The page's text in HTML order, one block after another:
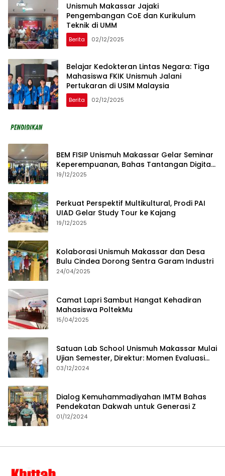
Unismuh Makassar Jajaki
Pengembangan CoE dan Kurikulum
Teknik di UMM
Berita 02/12/2025
Belajar Kedokteran Lintas Negara: Tiga
Mahasiswa FKIK Unismuh Jalani
Pertukaran di USIM Malaysia
Berita 02/12/2025
BEM FISIP Unismuh Makassar Gelar Seminar
Keperempuanan, Bahas Tantangan Digital
dan Budaya Lokal
19/12/2025
Perkuat Perspektif Multikultural, Prodi PAI
UIAD Gelar Study Tour ke Kajang
19/12/2025
Kolaborasi Unismuh Makassar dan Desa
Bulu Cindea Dorong Sentra Garam Industri
24/04/2025
Camat Lapri Sambut Hangat Kehadiran
Mahasiswa PoltekMu
15/04/2025
Satuan Lab School Unismuh Makassar Mulai
Ujian Semester, Direktur: Momen Evaluasi
Proses Pembelajaran
03/12/2024
Dialog Kemuhammadiyahan IMTM Bahas
Pendekatan Dakwah untuk Generasi Z
01/12/2024